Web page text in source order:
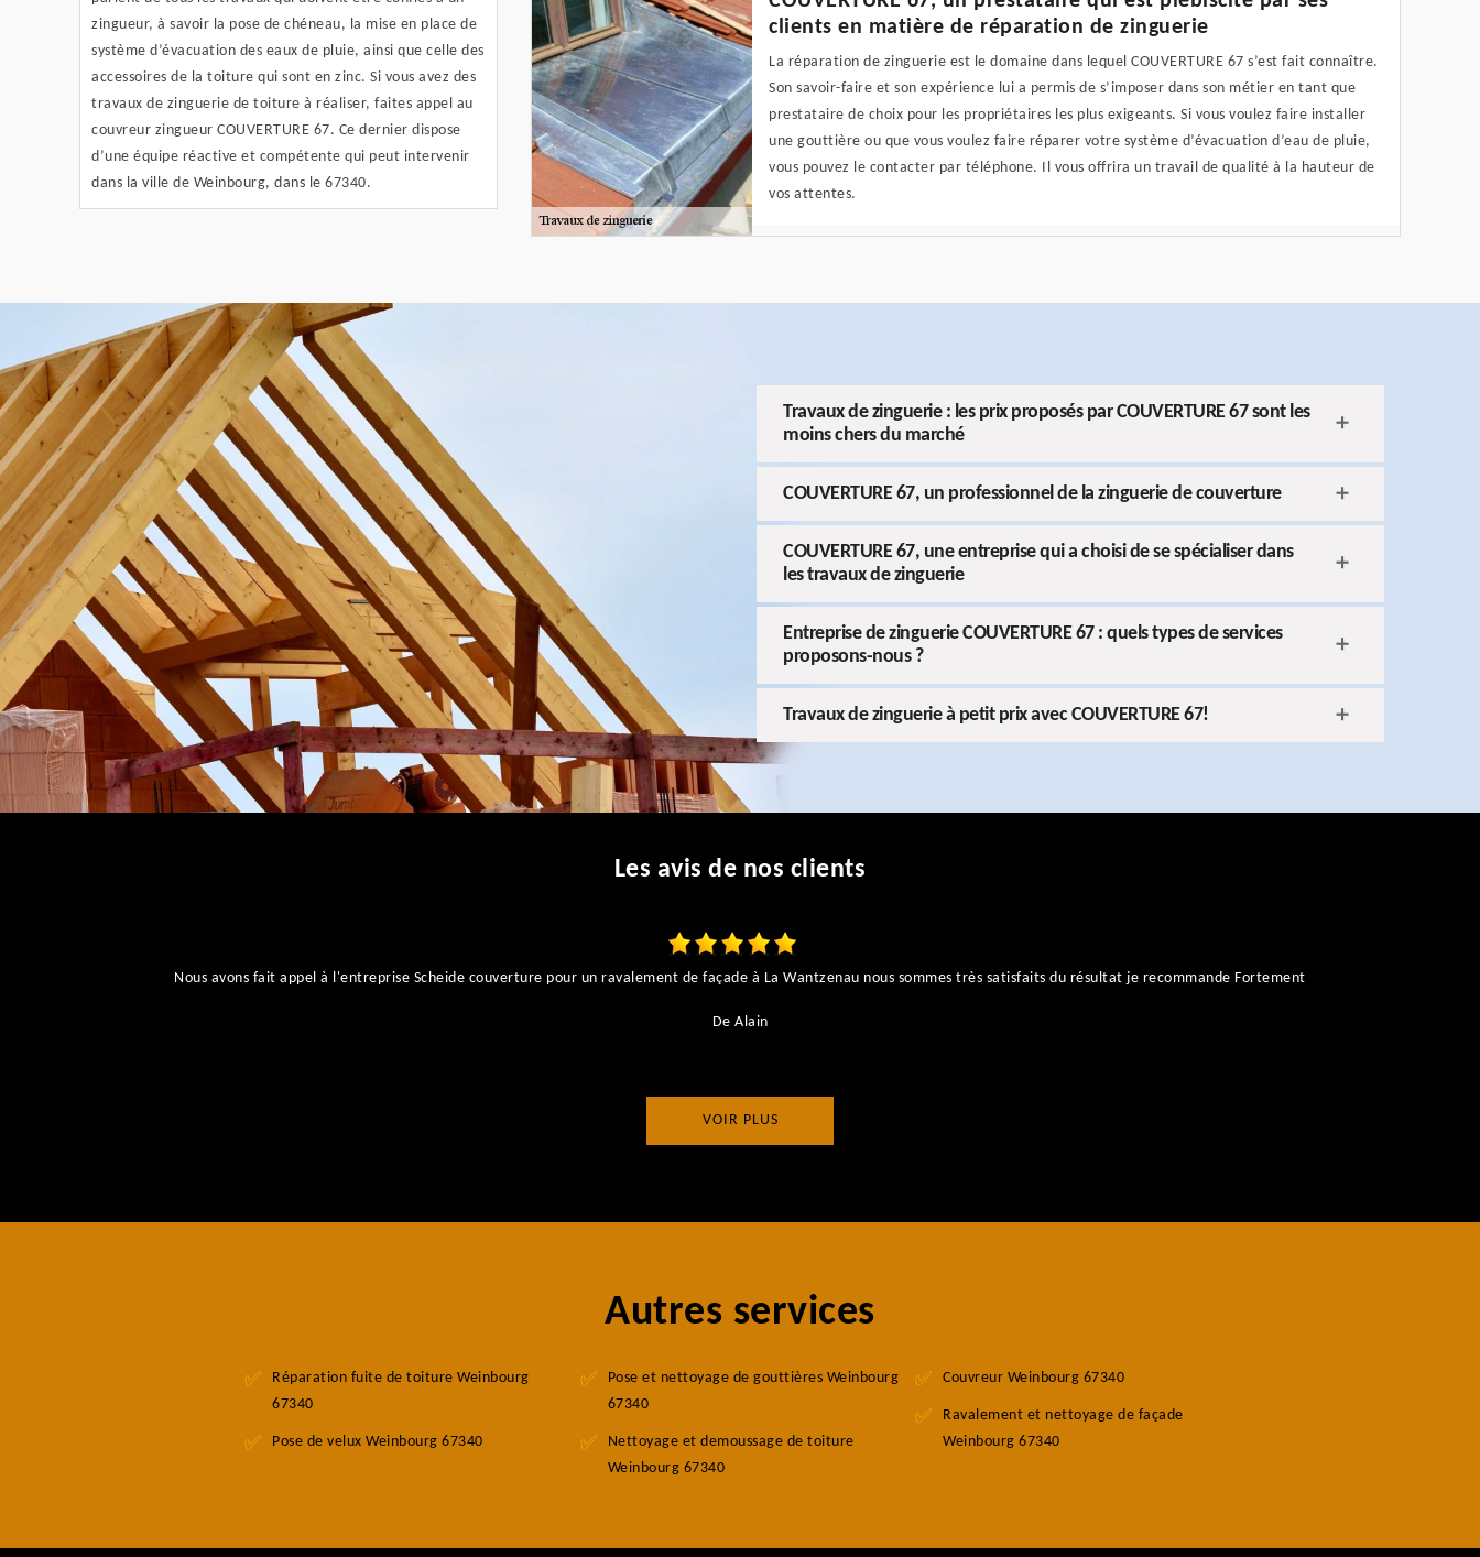
zingueur, à savoir la pose de chéneau, la mise en place de
système d’évacuation des eaux de pluie, ainsi que celle des
accessoires de la toiture qui sont en zinc. Si vous avez des
travaux de zinguerie de toiture à réaliser, faites appel au
couvreur zingueur COUVERTURE 67. Ce dernier dispose
d’une équipe réactive et compétente qui peut intervenir
dans la ville de Weinbourg, dans le 67340.
clients en matière de réparation de zinguerie
La réparation de zinguerie est le domaine dans lequel COUVERTURE 67 s’est fait connaître.
Son savoir-faire et son expérience lui a permis de s’imposer dans son métier en tant que
prestataire de choix pour les propriétaires les plus exigeants. Si vous voulez faire installer
une gouttière ou que vous voulez faire réparer votre système d’évacuation d’eau de pluie,
vous pouvez le contacter par téléphone. Il vous offrira un travail de qualité à la hauteur de
vos attentes.
Travaux de zinguerie : les prix proposés par COUVERTURE 67 sont les
moins chers du marché
COUVERTURE 67, un professionnel de la zinguerie de couverture
COUVERTURE 67, une entreprise qui a choisi de se spécialiser dans
les travaux de zinguerie
Entreprise de zinguerie COUVERTURE 67 : quels types de services
proposons-nous ?
Travaux de zinguerie à petit prix avec COUVERTURE 67!
Les avis de nos clients
Nous avons fait appel à l'entreprise Scheide couverture pour un ravalement de façade à La Wantzenau nous sommes très satisfaits du résultat je recommande Fortement
De Alain
VOIR PLUS
Autres services
Réparation fuite de toiture Weinbourg
67340
Pose de velux Weinbourg 67340
Pose et nettoyage de gouttières Weinbourg
67340
Nettoyage et demoussage de toiture
Weinbourg 67340
Couvreur Weinbourg 67340
Ravalement et nettoyage de façade
Weinbourg 67340